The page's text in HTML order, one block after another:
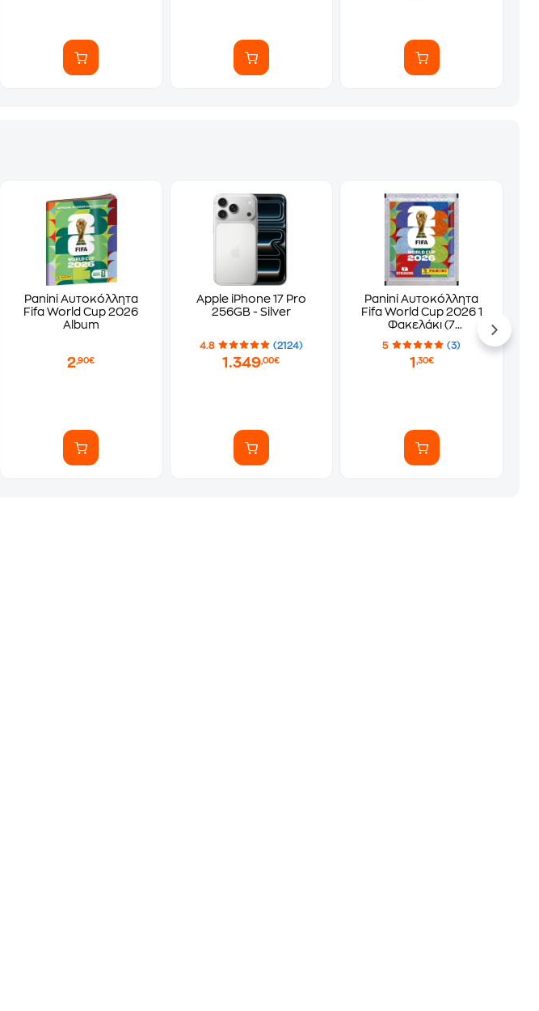
Panini Αυτοκόλλητα
Fifa World Cup 2026
Album
2,90€
Apple iPhone 17 Pro
256GB - Silver
4.8 (2124)
1.349,00€
Panini Αυτοκόλλητα
Fifa World Cup 2026 1
Φακελάκι (7
Αυτοκόλλητα)
5 (3)
1 ,30€